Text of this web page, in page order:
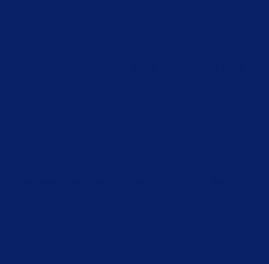
og det botaniske mønster har
online, kan du altid